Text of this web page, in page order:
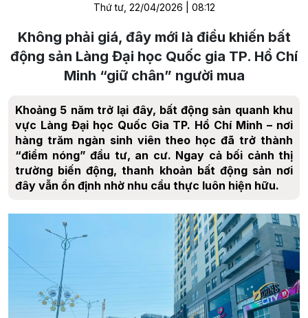
Thứ tư, 22/04/2026 | 08:12
Không phải giá, đây mới là điều khiến bất
động sản Làng Đại học Quốc gia TP. Hồ Chí
Minh “giữ chân” người mua
Khoảng 5 năm trở lại đây, bất động sản quanh khu
vực Làng Đại học Quốc Gia TP. Hồ Chí Minh – nơi
hàng trăm ngàn sinh viên theo học đã trở thành
“điểm nóng” đầu tư, an cư. Ngay cả bối cảnh thị
trường biến động, thanh khoản bất động sản nơi
đây vẫn ổn định nhờ nhu cầu thực luôn hiện hữu.